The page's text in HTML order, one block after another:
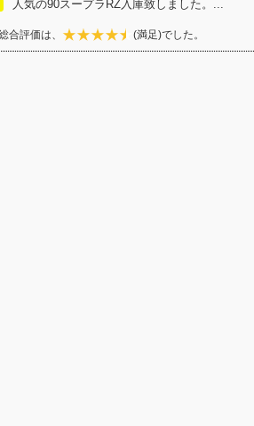
人気の90スープラRZ入庫致しました。...
合評価は、 (満足)でした。